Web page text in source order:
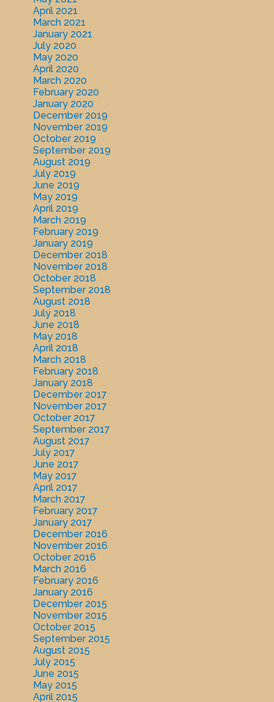
April 2021
March 2021
January 2021
July 2020
May 2020
April 2020
March 2020
February 2020
January 2020
December 2019
November 2019
October 2019
September 2019
August 2019
July 2019
June 2019
May 2019
April 2019
March 2019
February 2019
January 2019
December 2018
November 2018
October 2018
September 2018
August 2018
July 2018
June 2018
May 2018
April 2018
March 2018
February 2018
January 2018
December 2017
November 2017
October 2017
September 2017
August 2017
July 2017
June 2017
May 2017
April 2017
March 2017
February 2017
January 2017
December 2016
November 2016
October 2016
March 2016
February 2016
January 2016
December 2015
November 2015
October 2015
September 2015
August 2015
July 2015
June 2015
May 2015
April 2015